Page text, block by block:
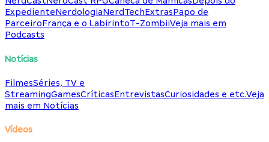
ExpedienteNerdologiaNerdTechExtrasPapo de
ParceiroFrança e o LabirintoT-ZombiiVeja mais em
Podcasts
Notícias
FilmesSéries, TV e
StreamingGamesCríticasEntrevistasCuriosidades e etc.Veja
mais em Notícias
Vídeos